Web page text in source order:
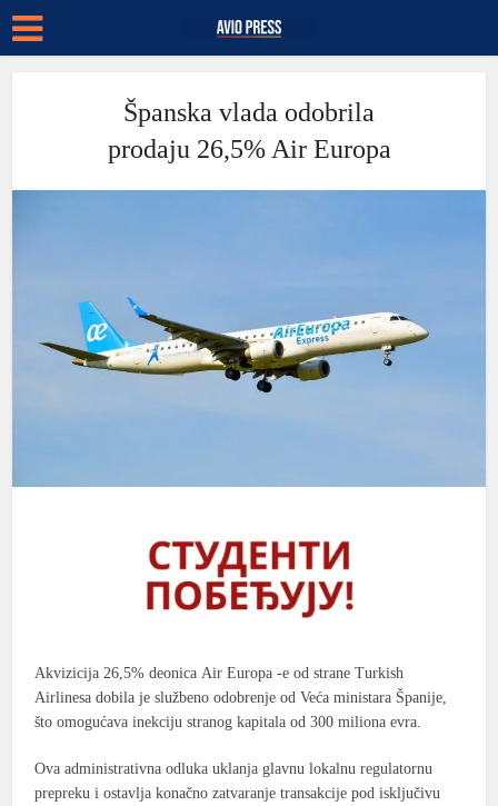
Španska vlada odobrila
prodaju 26,5% Air Europa
Akvizicija 26,5% deonica Air Europa -e od straneTurkish
Airlinesa dobila je službeno odobrenje odVeća ministara Španije
što omogućava inekciju stranogkapitalaod 300 miliona evra
Ova administrativna odluka uklanja glavnu lokalnu regulatornu
prepreku i ostavlja konačno zatvaranje transakcije pod isključivu